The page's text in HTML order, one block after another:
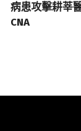
病患攻擊耕莘
CNA